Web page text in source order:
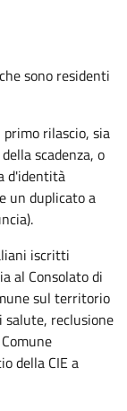
sono residenti
rilascio, sia
scadenza, o
d'identità
un duplicato a
iscritti
al Consolato di
sul territorio
salute, reclusione
della CIE a